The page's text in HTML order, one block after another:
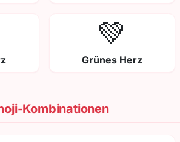
💚
Grünes Herz
Kombinationen